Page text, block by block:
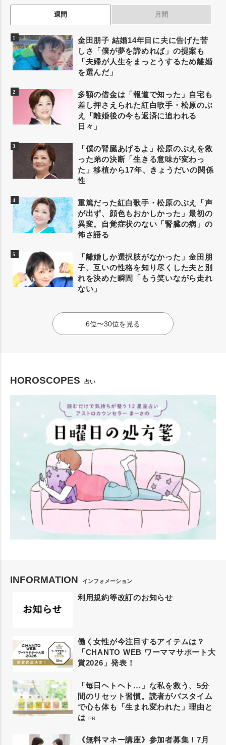
週間 月間
金田朋子 結婚14年目に夫に告げた苦
しさ「僕が夢を諦めれば」の提案も
「夫婦が人生をまっとうするため離婚
を選んだ」
多額の借金は「報道で知った」自宅も
差し押さえられた紅白歌手・松原のぶ
え「離婚後の今も返済に追われる
日々」
「僕の腎臓あげるよ」松原のぶえを救
った弟の決断「生きる意味が変わっ
た」移植から17年、きょうだいの関係
性
重篤だった紅白歌手・松原のぶえ「声
が出ず、顔色もおかしかった」最初の
異変。自覚症状のない「腎臓の病」の
怖さ語る
「離婚しか選択肢がなかった」金田朋
子、互いの性格を知り尽くした夫と別
れを決めた瞬間「もう笑いながら走れ
ない」
6位〜30位を見る
HOROSCOPES 占い
INFORMATION インフォメーション
利用規約等改訂のお知らせ
働く女性が今注目するアイテムは？
「CHANTO WEB ワーママサポート大
賞2026」発表！
「毎日ヘトヘト…」な私を救う、5分
間のリセット習慣。読者がバスタイム
で心も体も「生まれ変われた」理由と
は PR
《無料マネー講座》参加者募集！7月